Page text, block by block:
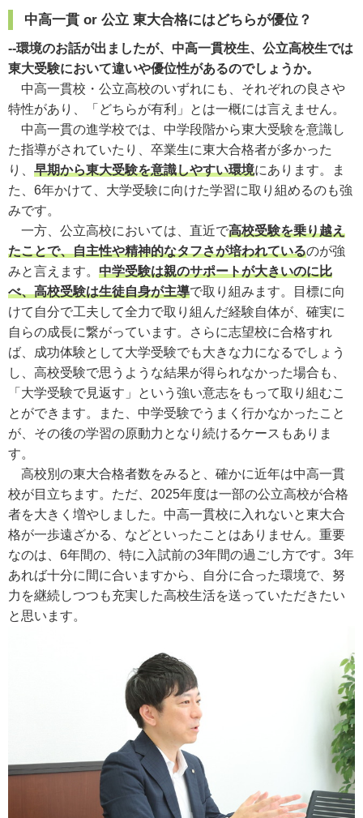
中高一貫 or 公立 東大合格にはどちらが優位？
--環境のお話が出ましたが、中高一貫校生、公立高校生では
東大受験において違いや優位性があるのでしょうか。
中高一貫校・公立高校のいずれにも、それぞれの良さや
特性があり、「どちらが有利」とは一概には言えません。
中高一貫の進学校では、中学段階から東大受験を意識し
た指導がされていたり、卒業生に東大合格者が多かった
り、 早期から東大受験を意識しやすい環境にあります。ま
た、6年かけて、大学受験に向けた学習に取り組めるのも強
みです。
一方、公立高校においては、直近で高校受験を乗り越え
たことで、自主性や精神的なタフさが培われているのが強
みと言えます。 中学受験は親のサポートが大きいのに比
べ、高校受験は生徒自身が主導で取り組みます。目標に向
けて自分で工夫して全力で取り組んだ経験自体が、確実に
自らの成長に繋がっています。さらに志望校に合格すれ
ば、成功体験として大学受験でも大きな力になるでしょう
し、高校受験で思うような結果が得られなかった場合も、
「大学受験で見返す」という強い意志をもって取り組むこ
とができます。また、中学受験でうまく行かなかったこと
が、その後の学習の原動力となり続けるケースもありま
す。
高校別の東大合格者数をみると、確かに近年は中高一貫
校が目立ちます。ただ、2025年度は一部の公立高校が合格
者を大きく増やしました。中高一貫校に入れないと東大合
格が一歩遠ざかる、などといったことはありません。重要
なのは、6年間の、特に入試前の3年間の過ごし方です。3年
あれば十分に間に合いますから、自分に合った環境で、努
力を継続しつつも充実した高校生活を送っていただきたい
と思います。